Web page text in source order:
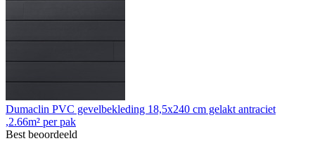
Dumaclin PVC gevelbekleding 18,5x240 cm gelakt antraciet
,2.66m² per pak
Best beoordeeld